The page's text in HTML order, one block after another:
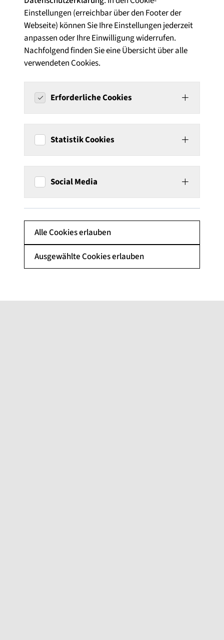
Einstellungen (erreichbar über den Footer der
Webseite) können Sie Ihre Einstellungen jederzeit
anpassen oder Ihre Einwilligung widerrufen.
Nachfolgend finden Sie eine Übersicht über alle
verwendeten Cookies.
Erforderliche Cookies
Statistik Cookies
Social Media
Alle Cookies erlauben
Ausgewählte Cookies erlauben